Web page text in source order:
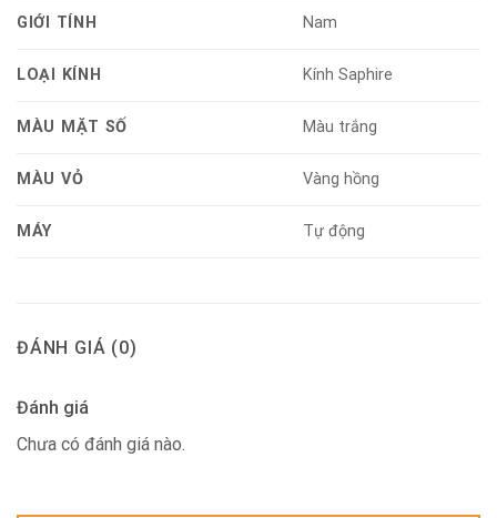
GIỚI TÍNH Nam
LOẠI KÍNH Kính Saphire
MÀU MẶT SỐ Màu trắng
MÀU VỎ Vàng hồng
MÁY Tự động
ĐÁNH GIÁ (0)
Đánh giá
Chưa có đánh giá nào.